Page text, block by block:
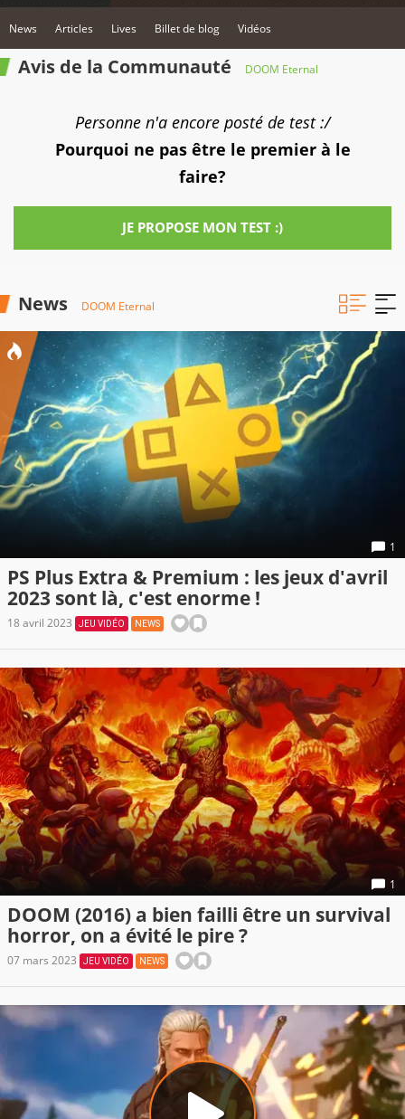
News Articles Lives Billet de blog Vidéos
Avis de la Communauté DOOM Eternal
Personne n'a encore posté de test :/
Pourquoi ne pas être le premier à le
faire?
JE PROPOSE MON TEST :)
News DOOM Eternal
1
PS Plus Extra & Premium : les jeux d'avril
2023 sont là, c'est enorme !
18 avril 2023 JEU VIDÉO NEWS
1
DOOM (2016) a bien failli être un survival
horror, on a évité le pire ?
07 mars 2023 JEU VIDÉO NEWS